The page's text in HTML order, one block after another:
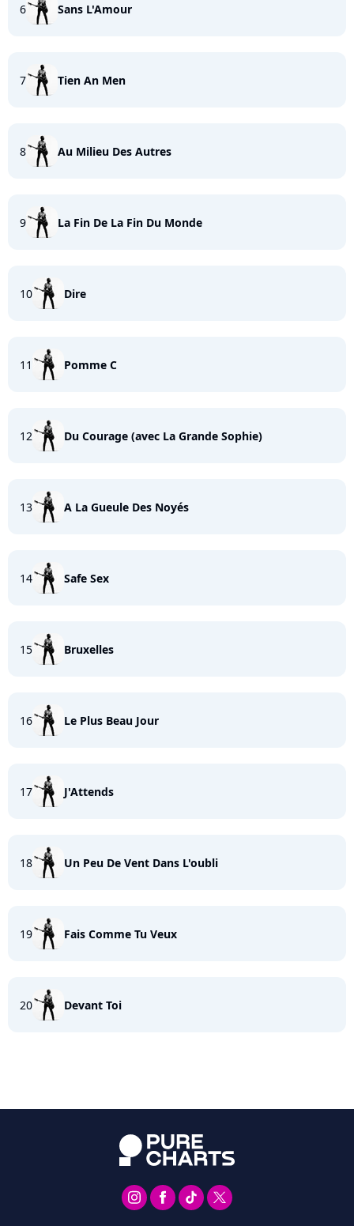
6 Sans L'Amour
7 Tien An Men
8 Au Milieu Des Autres
9 La Fin De La Fin Du Monde
10 Dire
11 Pomme C
12 Du Courage (avec La Grande Sophie)
13 A La Gueule Des Noyés
14 Safe Sex
15 Bruxelles
16 Le Plus Beau Jour
17 J'Attends
18 Un Peu De Vent Dans L'oubli
19 Fais Comme Tu Veux
20 Devant Toi